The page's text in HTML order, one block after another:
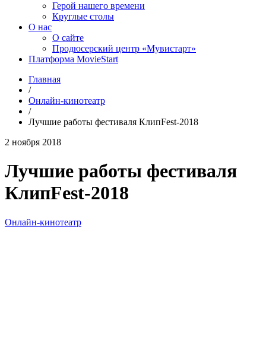
Герой нашего времени
Круглые столы
О нас
О сайте
Продюсерский центр «Мувистарт»
Платформа MovieStart
Главная
/
Онлайн-кинотеатр
/
Лучшие работы фестиваля КлипFest-2018
2 ноября 2018
Лучшие работы фестиваля
КлипFest-2018
Онлайн-кинотеатр